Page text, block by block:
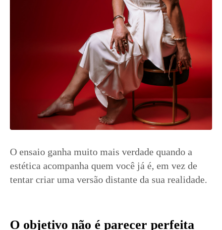
O ensaio ganha muito mais verdade quando a
estética acompanha quem você já é, em vez de
tentar criar uma versão distante da sua realidade.
O objetivo não é parecer perfeita